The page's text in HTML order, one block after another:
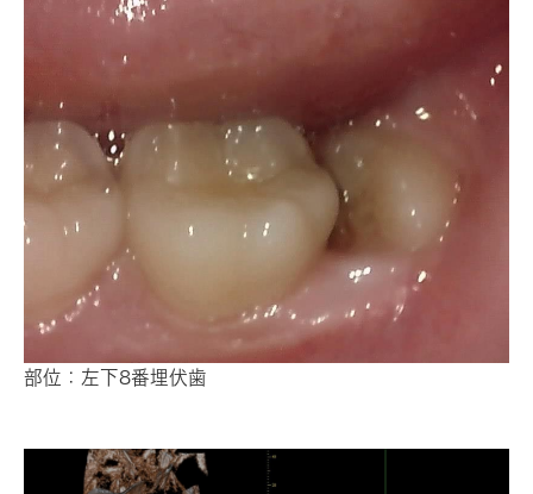
部位：左下8番埋伏歯